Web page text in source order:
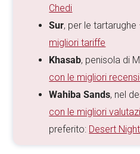
Chedi
Sur, per le
migliori tariffe
Khasab, penisola di
con le migliori
Wahiba Sands, nel
con le migliori
preferito: Desert